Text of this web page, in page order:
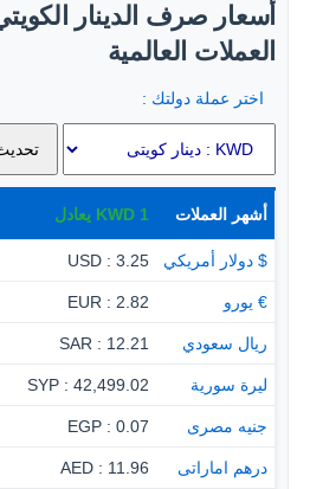
أسعار صرف الدينار
العملات العالمية
اختر عملة دولتك :
أشهر العملات 1
KWD يعادل
$ دولار أمريكي 3.25 : USD
€ يورو 2.82 : EUR
ريال سعودي 12.21 : SAR
ليرة سورية 42,499.02 : SYP
جنيه مصرى 0.07 : EGP
درهم اماراتى 11.96 : AED